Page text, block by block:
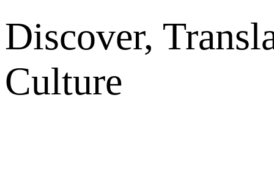
Discover,
Culture